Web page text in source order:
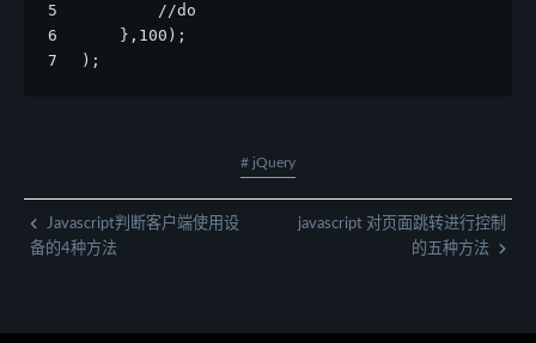
5
6
7
        //do
    },100);
);
# jQuery
Javascript判断客户端使用设
备的4种方法
javascript 对页面跳转进行控制
的五种方法